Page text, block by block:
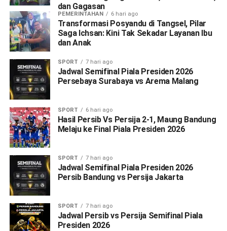
dan Gagasan
PEMERINTAHAN 6 hari ago
Transformasi Posyandu di Tangsel, Pilar
Saga Ichsan: Kini Tak Sekadar Layanan Ibu
dan Anak
SPORT 7 hari ago
Jadwal Semifinal Piala Presiden 2026
Persebaya Surabaya vs Arema Malang
SPORT 6 hari ago
Hasil Persib Vs Persija 2-1, Maung Bandung
Melaju ke Final Piala Presiden 2026
SPORT 7 hari ago
Jadwal Semifinal Piala Presiden 2026
Persib Bandung vs Persija Jakarta
SPORT 7 hari ago
Jadwal Persib vs Persija Semifinal Piala
Presiden 2026